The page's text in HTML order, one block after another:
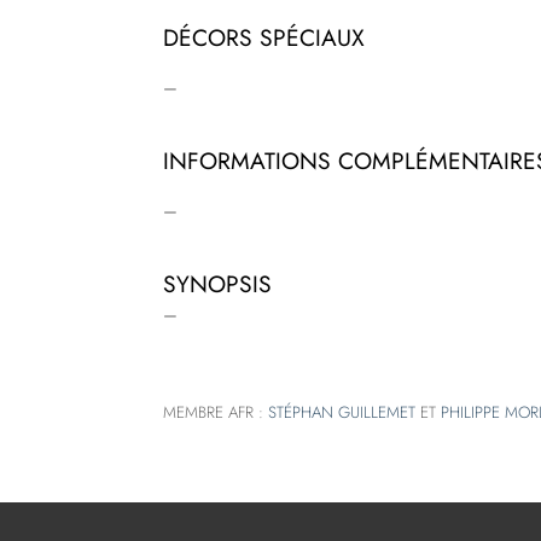
DÉCORS SPÉCIAUX
–
INFORMATIONS
–
SYNOPSIS
–
MEMBRE AFR : STÉPHAN GUILLEMETET PHILIPPE